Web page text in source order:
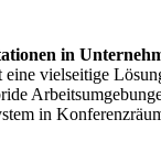
in
eine vielseitige
in